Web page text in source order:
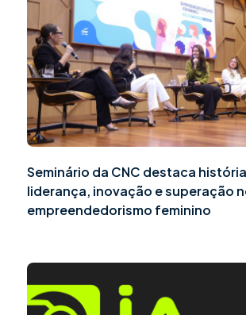
Seminário da CNC destaca
liderança, inovação e superação
empreendedorismo feminino